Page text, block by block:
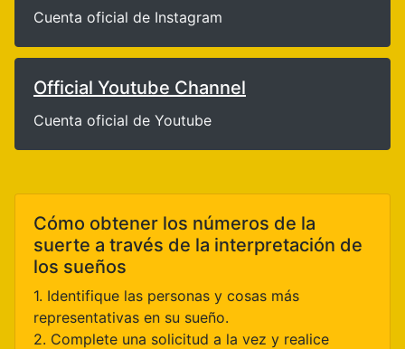
Cuenta oficial de Instagram
Official Youtube Channel
Cuenta oficial de Youtube
Cómo obtener los números de la
suerte a través de la interpretación de
los sueños
1. Identifique las personas y cosas más
representativas en su sueño.
2. Complete una solicitud a la vez y realice